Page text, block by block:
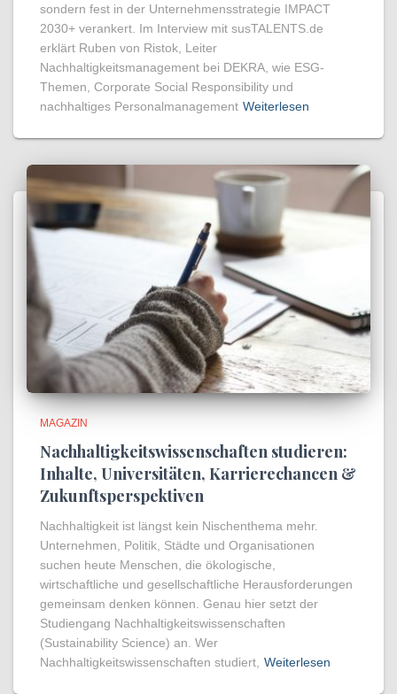
sondern fest in der Unternehmensstrategie IMPACT
2030+ verankert. Im Interview mit susTALENTS.de
erklärt Ruben von Ristok, Leiter
Nachhaltigkeitsmanagement bei DEKRA, wie ESG-
Themen, Corporate Social Responsibility und
nachhaltiges Personalmanagement Weiterlesen
MAGAZIN
Nachhaltigkeitswissenschaften studieren:
Inhalte, Universitäten, Karrierechancen &
Zukunftsperspektiven
Nachhaltigkeit ist längst kein Nischenthema mehr.
Unternehmen, Politik, Städte und Organisationen
suchen heute Menschen, die ökologische,
wirtschaftliche und gesellschaftliche Herausforderungen
gemeinsam denken können. Genau hier setzt der
Studiengang Nachhaltigkeitswissenschaften
(Sustainability Science) an. Wer
Nachhaltigkeitswissenschaften studiert, Weiterlesen